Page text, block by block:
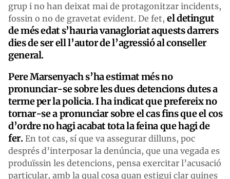
grup i no han deixat mai de protagonitzar incidents,
fossin o no de gravetat evident. De fet, el detingut
de més edat s’hauria vanagloriat aquests darrers
dies de ser ell l’autor de l’agressió al conseller
general.
Pere Marsenyach s’ha estimat més no
pronunciar-se sobre les dues detencions dutes a
terme per la policia. I ha indicat que prefereix no
tornar-se a pronunciar sobre el cas fins que el cos
d’ordre no hagi acabat tota la feina que hagi de
fer.En tot cas, sí que va assegurar dilluns, poc
després d’interposar la denúncia, que una vegada es
produïssin les detencions, pensa exercitar l’acusació
particular, amb la qual cosa quan estigui clar quines